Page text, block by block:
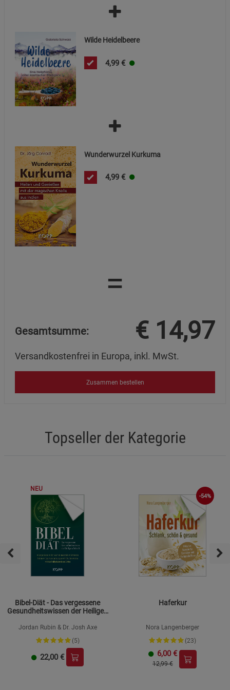
Wilde Heidelbeere
4,99 €
Wunderwurzel Kurkuma
4,99 €
=
Gesamtsumme: € 14,97
Versandkostenfrei in Europa, inkl. MwSt.
Zusammen bestellen
Topseller der Kategorie
NEU
Bibel-Diät - Das vergessene
Gesundheitswissen der Heiligen
Jordan Rubin & Dr. Josh Axe
(5)
22,00 €
-54%
Haferkur
Nora Langenberger
(23)
6,00 €
12,99 €
Beschreibung Statistik Cookies
Cookie-Informationen
Marketing Cookies (3)
Beschreibung Marketing Cookies
Cookie-Informationen